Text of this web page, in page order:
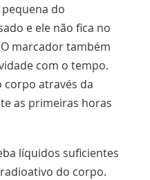
do
e ele não fica no
marcador também
com o tempo.
corpo através da
as primeiras horas
líquidos suficientes
do corpo.